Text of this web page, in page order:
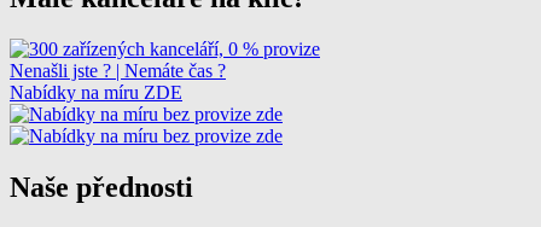
Nenašli jste ? | Nemáte čas ?
Nabídky na míru ZDE
Naše přednosti